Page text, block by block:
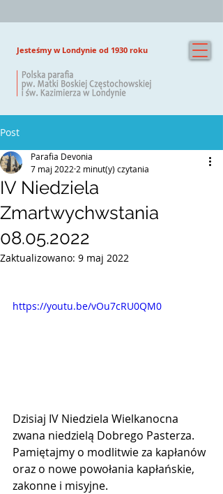
Jesteśmy w Londynie od 1930 roku
Post
IV Niedziela
Zmartwychwstania
08.05.2022
Parafia Devonia
7 maj 2022 2 minut(y) czytania
Zaktualizowano: 9 maj 2022
https://youtu.be/vOu7cRU0QM0
Dzisiaj IV Niedziela Wielkanocna
zwana niedzielą Dobrego Pasterza.
Pamiętajmy o modlitwie za kapłanów
oraz o nowe powołania kapłańskie,
zakonne i misyjne.